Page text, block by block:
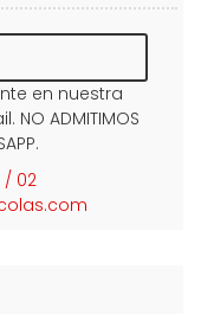
en nuestra
ADMITIMOS
/ 02